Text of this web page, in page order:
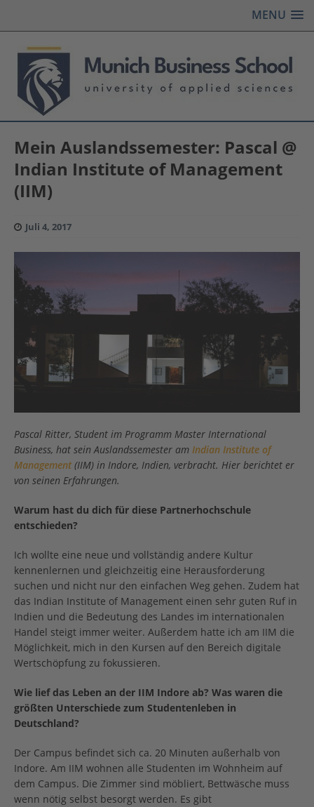
MENU
Mein Auslandssemester: Pascal @
Indian Institute of Management
(IIM)
Juli 4, 2017
Pascal Ritter, Student im Programm Master International
Business, hat sein Auslandssemester am Indian Institute of
Management(IIM) in Indore, Indien, verbracht. Hier berichtet er
von seinen Erfahrungen.
Warum hast du dich für diese Partnerhochschule
entschieden?
Ich wollte eine neue und vollständig andere Kultur
kennenlernen und gleichzeitig eine Herausforderung
suchen und nicht nur den einfachen Weg gehen. Zudem hat
das Indian Institute of Management einen sehr guten Ruf in
Indien und die Bedeutung des Landes im internationalen
Handel steigt immer weiter. Außerdem hatte ich am IIM die
Möglichkeit, mich in den Kursen auf den Bereich digitale
Wertschöpfung zu fokussieren.
Wie lief das Leben an der IIM Indore ab? Was waren die
größten Unterschiede zum Studentenleben in
Deutschland?
Der Campus befindet sich ca. 20 Minuten außerhalb von
Indore. Am IIM wohnen alle Studenten im Wohnheim auf
dem Campus. Die Zimmer sind möbliert, Bettwäsche muss
wenn nötig selbst besorgt werden. Es gibt